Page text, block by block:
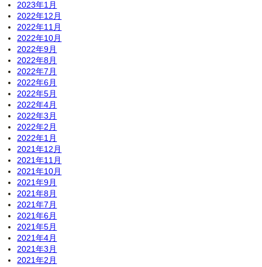
2023年1月
2022年12月
2022年11月
2022年10月
2022年9月
2022年8月
2022年7月
2022年6月
2022年5月
2022年4月
2022年3月
2022年2月
2022年1月
2021年12月
2021年11月
2021年10月
2021年9月
2021年8月
2021年7月
2021年6月
2021年5月
2021年4月
2021年3月
2021年2月